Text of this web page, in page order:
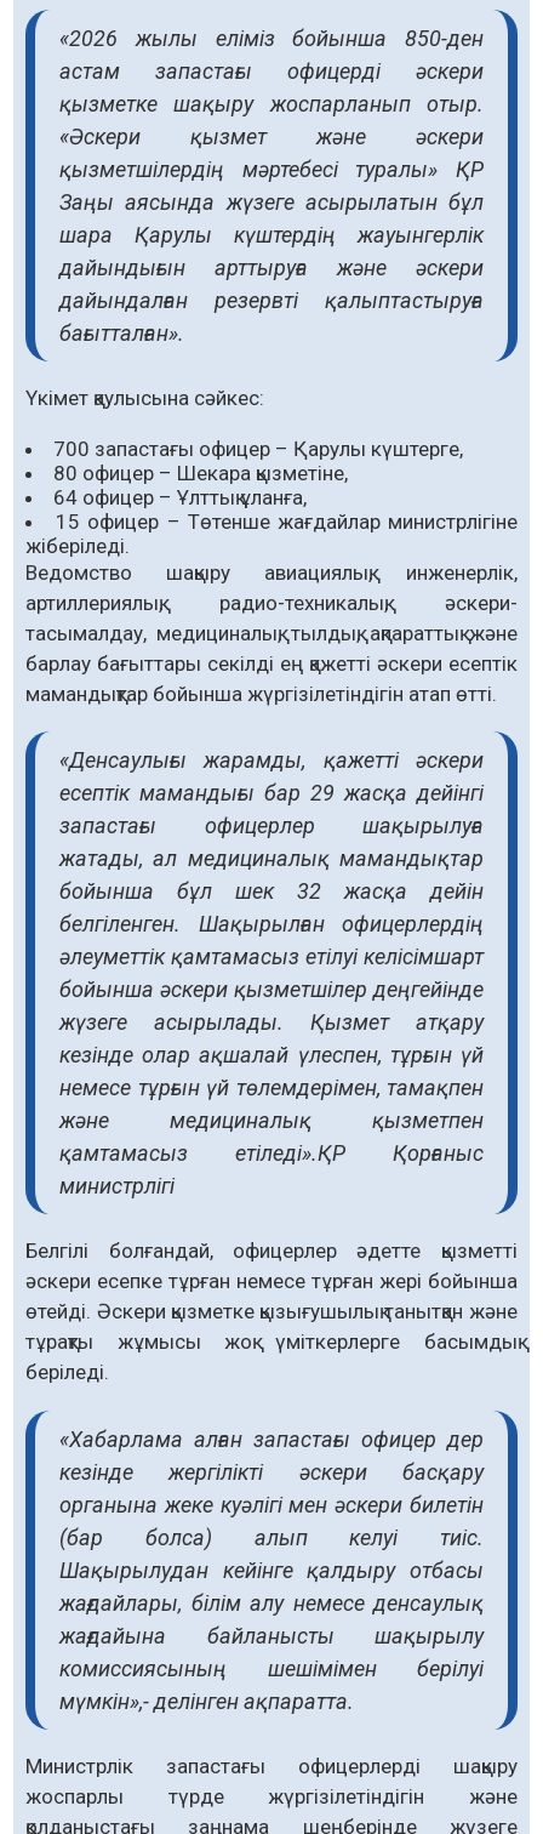
«2026 жылы еліміз бойынша 850-ден
астам запастағы офицерді әскери
қызметке шақыру жоспарланып отыр.
«Әскери қызмет және әскери
қызметшілердің мәртебесі туралы» ҚР
Заңы аясында жүзеге асырылатын бұл
шара Қарулы күштердің жауынгерлік
дайындығын арттыруға және әскери
дайындалған резервті қалыптастыруға
бағытталған».
Үкімет қаулысына сәйкес:
700 запастағы офицер – Қарулы күштерге,
80 офицер – Шекара қызметіне,
64 офицер – Ұлттық ұланға,
15 офицер – Төтенше жағдайлар министрлігіне
жіберіледі.
Ведомство шақыру авиациялық, инженерлік,
артиллериялық, радио-техникалық, әскери-
тасымалдау, медициналық, тылдық, ақпараттық және
барлау бағыттары секілді ең қажетті әскери есептік
мамандықтар бойынша жүргізілетіндігін атап өтті.
«Денсаулығы жарамды, қажетті әскери
есептік мамандығы бар 29 жасқа дейінгі
запастағы офицерлер шақырылуға
жатады, ал медициналық мамандықтар
бойынша бұл шек 32 жасқа дейін
белгіленген. Шақырылған офицерлердің
әлеуметтік қамтамасыз етілуі келісімшарт
бойынша әскери қызметшілер деңгейінде
жүзеге асырылады. Қызмет атқару
кезінде олар ақшалай үлеспен, тұрғын үй
немесе тұрғын үй төлемдерімен, тамақпен
және медициналық қызметпен
қамтамасыз етіледі».ҚР Қорғаныс
министрлігі
Белгілі болғандай, офицерлер әдетте қызметті
әскери есепке тұрған немесе тұрған жері бойынша
өтейді. Әскери қызметке қызығушылық танытқан және
тұрақты жұмысы жоқ үміткерлерге басымдық
беріледі.
«Хабарлама алған запастағы офицер дер
кезінде жергілікті әскери басқару
органына жеке куәлігі мен әскери билетін
(бар болса) алып келуі тиіс.
Шақырылудан кейінге қалдыру отбасы
жағдайлары, білім алу немесе денсаулық
жағдайына байланысты шақырылу
комиссиясының шешімімен берілуі
мүмкін»,- делінген ақпаратта.
Министрлік запастағы офицерлерді шақыру
жоспарлы түрде жүргізілетіндігін және
қолданыстағы заңнама шеңберінде жүзеге